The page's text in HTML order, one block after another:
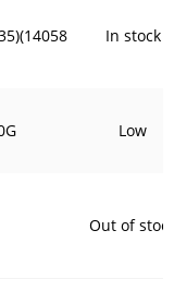
In stock
Low
Out of